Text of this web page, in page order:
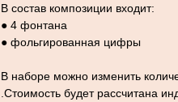
В состав композиции входит:
● 4 фонтана
● фольгированная цифры
В наборе можно изменить
.Стоимость будет рассчитана